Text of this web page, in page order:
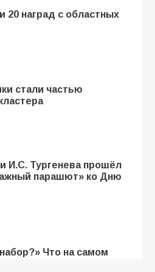
20 наград с областных
стали частью
И.С. Тургенева прошёл
парашют» ко Дню
Что на самом